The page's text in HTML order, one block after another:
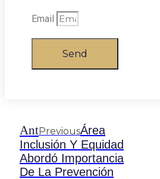
Email
Send
AntPreviousÁrea
Inclusión Y Equidad
Abordó Importancia
De La Prevención